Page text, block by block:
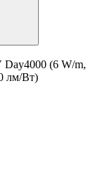
Day4000 (6 W/m,
лм/Вт)